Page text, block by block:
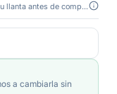
llanta antes de comprar
a cambiarla sin